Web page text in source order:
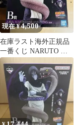
現在 ¥4,500
在庫ラスト海外正規品
一番くじ NARUTO 伝
説の三忍 B賞大蛇丸